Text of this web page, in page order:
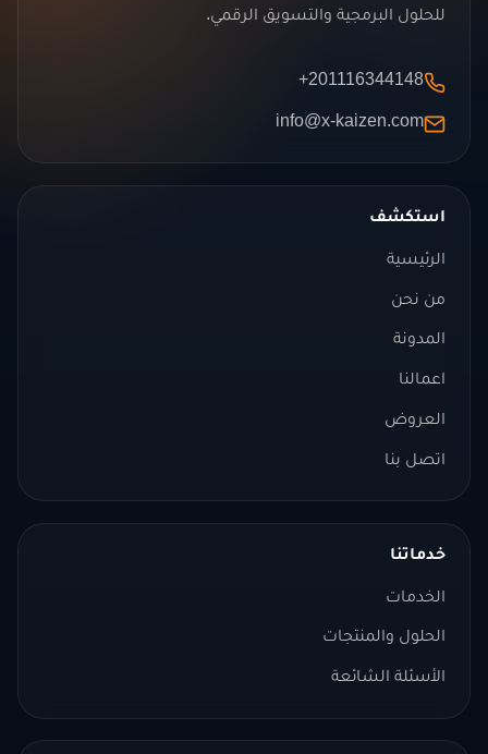
للحلول البرمجية والتسويق الرقمي.
+201116344148
info@x-kaizen.com
استكشف
الرئيسية
من نحن
المدونة
اعمالنا
العروض
اتصل بنا
خدماتنا
الخدمات
الحلول والمنتجات
الأسئلة الشائعة